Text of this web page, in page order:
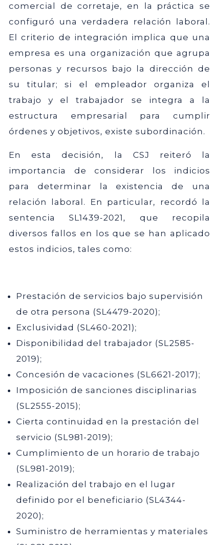
comercial de corretaje, en la práctica se
configuró una verdadera relación laboral.
El criterio de integración implica que una
empresa es una organización que agrupa
personas y recursos bajo la dirección de
su titular; si el empleador organiza el
trabajo y el trabajador se integra a la
estructura empresarial para cumplir
órdenes y objetivos, existe subordinación.
En esta decisión, la CSJ reiteró la
importancia de considerar los indicios
para determinar la existencia de una
relación laboral. En particular, recordó la
sentencia SL1439-2021, que recopila
diversos fallos en los que se han aplicado
estos indicios, tales como:
Prestación de servicios bajo supervisión
de otra persona (SL4479-2020);
Exclusividad (SL460-2021);
Disponibilidad del trabajador (SL2585-
2019);
Concesión de vacaciones (SL6621-2017);
Imposición de sanciones disciplinarias
(SL2555-2015);
Cierta continuidad en la prestación del
servicio (SL981-2019);
Cumplimiento de un horario de trabajo
(SL981-2019);
Realización del trabajo en el lugar
definido por el beneficiario (SL4344-
2020);
Suministro de herramientas y materiales